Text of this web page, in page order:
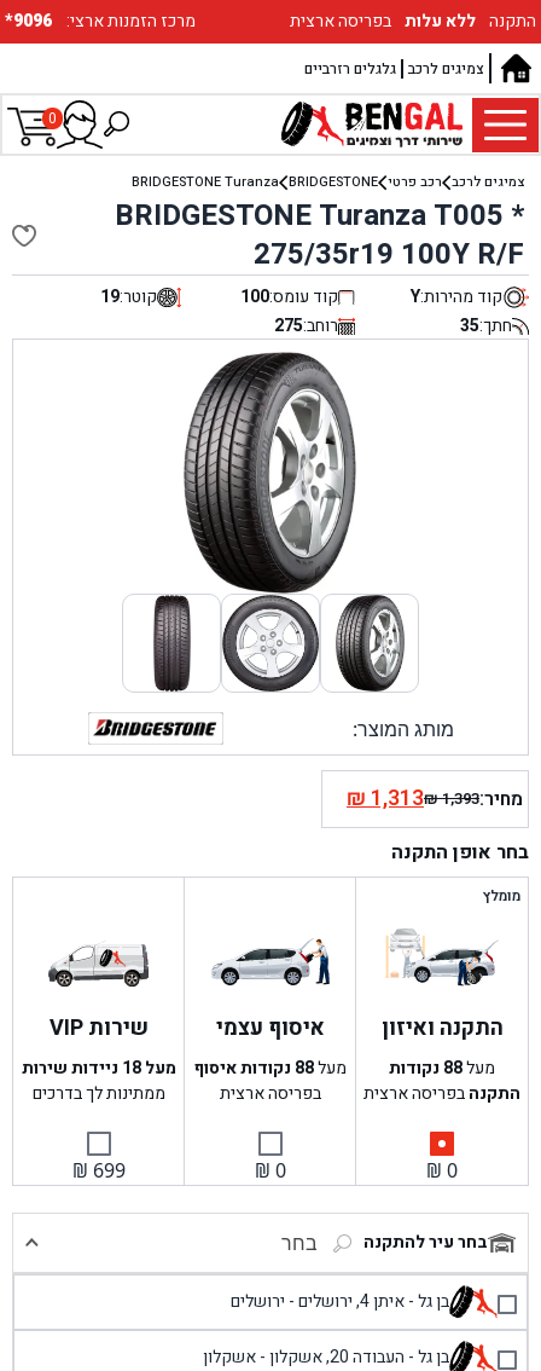
*9096 :מרכז הזמנות ארצי התקנה ללא עלות בפריסה ארצית
גלגלים רזרביים צמיגים לרכב
0
צמיגים לרכב רכב פרטי BRIDGESTONE
BRIDGESTONE Turanza
BRIDGESTONE Turanza T005 *
275/35r19 100Y R/F
קוד מהירות:Y קוד עומס:100 קוטר:19
חתך:35 רוחב:275
מותג המוצר:
מחיר: ₪1,393
המחיר
המקורי
היה:
₪1,313 המחיר
הנוכחי
הוא:
בחר אופן התקנה
מומלץ
התקנה ואיזון
מעל88 נקודות
התקנהבפריסה ארצית
₪ 0
איסוף עצמי
מעל88 נקודות איסוף
בפריסה ארצית
₪ 0
שירות VIP
מעל 18 ניידות שירות
ממתינות לך בדרכים
₪ 699
בחר עיר להתקנה בחר
בן גל - איתן 4, ירושלים - ירושלים
בן גל - העבודה 20, אשקלון - אשקלון